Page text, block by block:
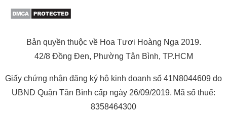
Bản quyền thuộc về Hoa Tươi Hoàng Nga 2019.
42/8 Đồng Đen, Phường Tân Bình, TP.HCM
Giấy chứng nhận đăng ký hộ kinh doanh số 41N8044609 do
UBND Quận Tân Bình cấp ngày 26/09/2019. Mã số thuế:
8358464300